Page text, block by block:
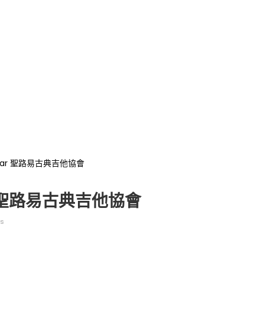
聖路易古典吉他協會
易古典吉他協會